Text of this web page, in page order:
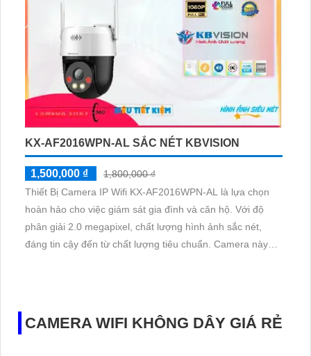
KX-AF2016WPN-AL SẮC NÉT KBVISION
1,500,000 ₫
1,800,000 ₫
Thiết Bị Camera IP Wifi KX-AF2016WPN-AL là lựa chọn
hoàn hảo cho việc giám sát gia đình và căn hộ. Với độ
phân giải 2.0 megapixel, chất lượng hình ảnh sắc nét,
đáng tin cậy đến từ chất lượng tiêu chuẩn. Camera này
CAMERA WIFI KHÔNG DÂY GIÁ RẺ